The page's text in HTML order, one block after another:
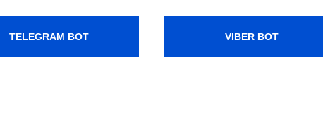
TELEGRAM BOT VIBER BOT